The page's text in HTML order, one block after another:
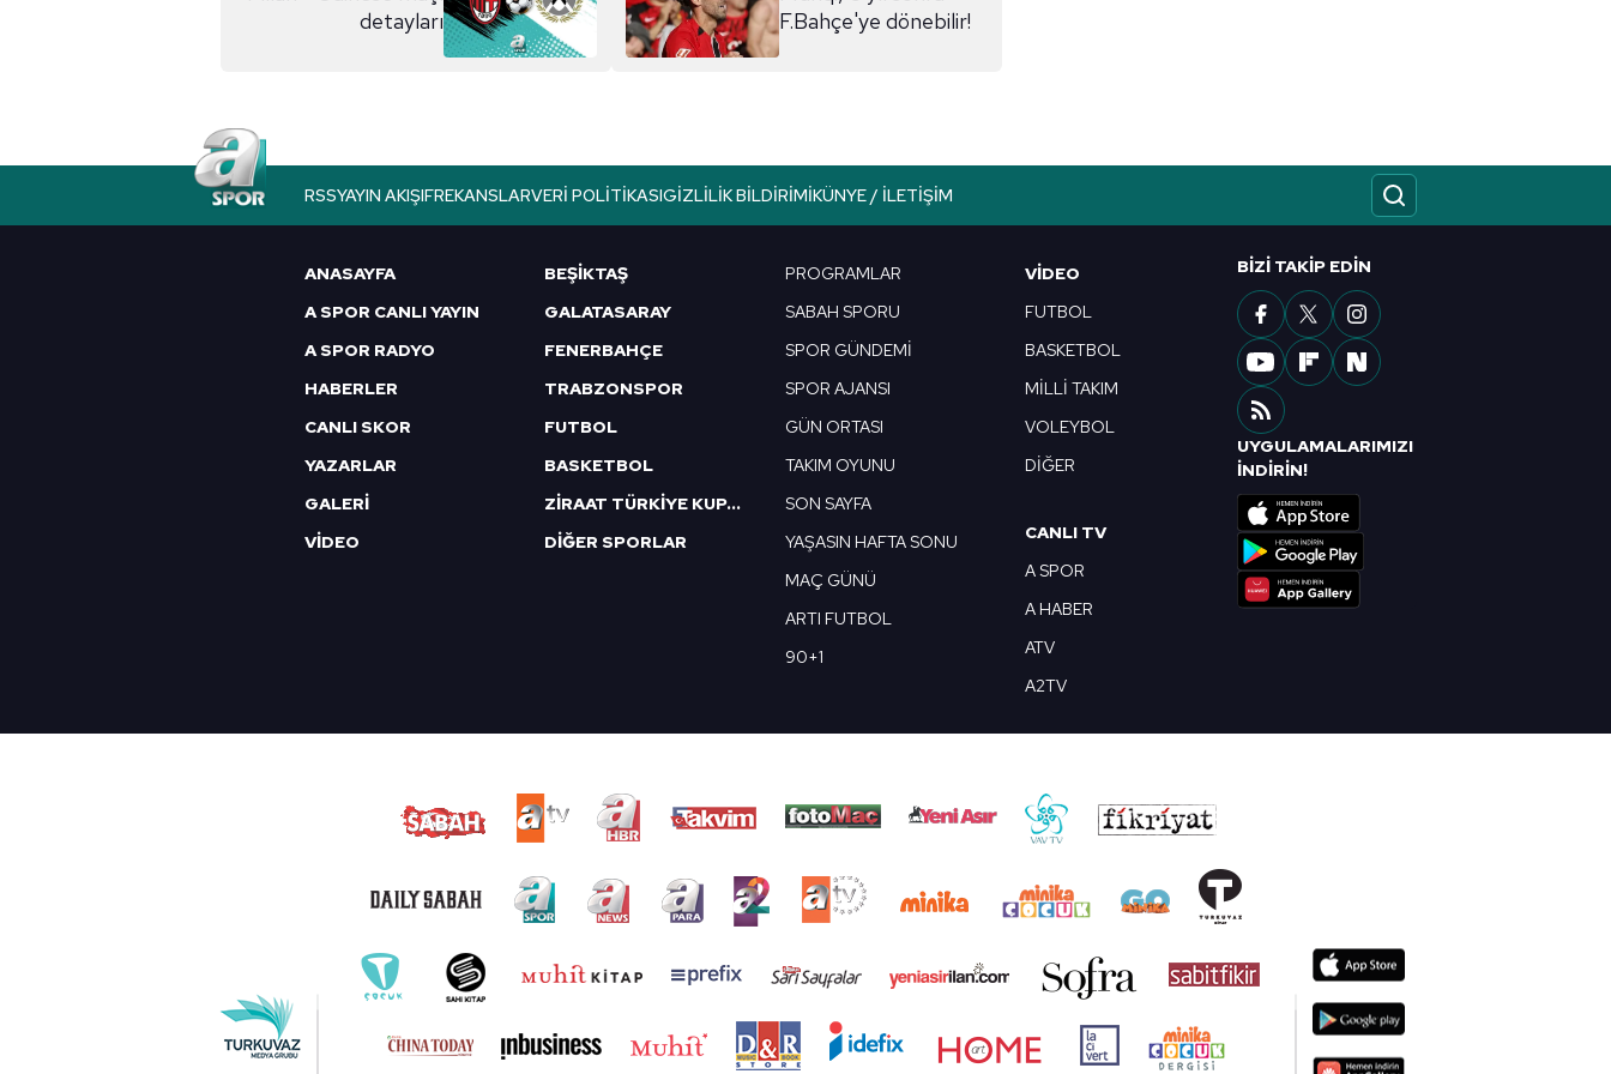
Çerezlere ilişkin tercihlerinizi aşağıda yer alan panel vasıtasıyla belirleyebilirsiniz. Çerezlere ilişkin detaylı bilgi için Ayarlar
mevzuata uygun olarak kullanılan çerezlerle ilgili bilgi almak için lütfentıklayınız.
detayları
F.Bahçe'ye dönebilir!
RSSYAYIN AKIŞIFREKANSLARVERI POLITIKASIGIZLILIK BILDIRIMIKÜNYE / İLETIŞIM
ANASAYFA
A SPOR CANLI YAYIN
A SPOR RADYO
HABERLER
CANLI SKOR
YAZARLAR
GALERİ
VİDEO
BEŞİKTAŞ
GALATASARAY
FENERBAHÇE
TRABZONSPOR
FUTBOL
BASKETBOL
ZİRAAT TÜRKİYE KUPASI
DİĞER SPORLAR
PROGRAMLAR
SABAH SPORU
SPOR GÜNDEMİ
SPOR AJANSI
GÜN ORTASI
TAKIM OYUNU
SON SAYFA
YAŞASIN HAFTA SONU
MAÇ GÜNÜ
ARTI FUTBOL
90+1
VIDEO
FUTBOL
BASKETBOL
MİLLİ TAKIM
VOLEYBOL
DİĞER
CANLI TV
A SPOR
A HABER
ATV
A2TV
BIZI TAKIP EDIN
UYGULAMALARIMIZI
İNDİRİN!